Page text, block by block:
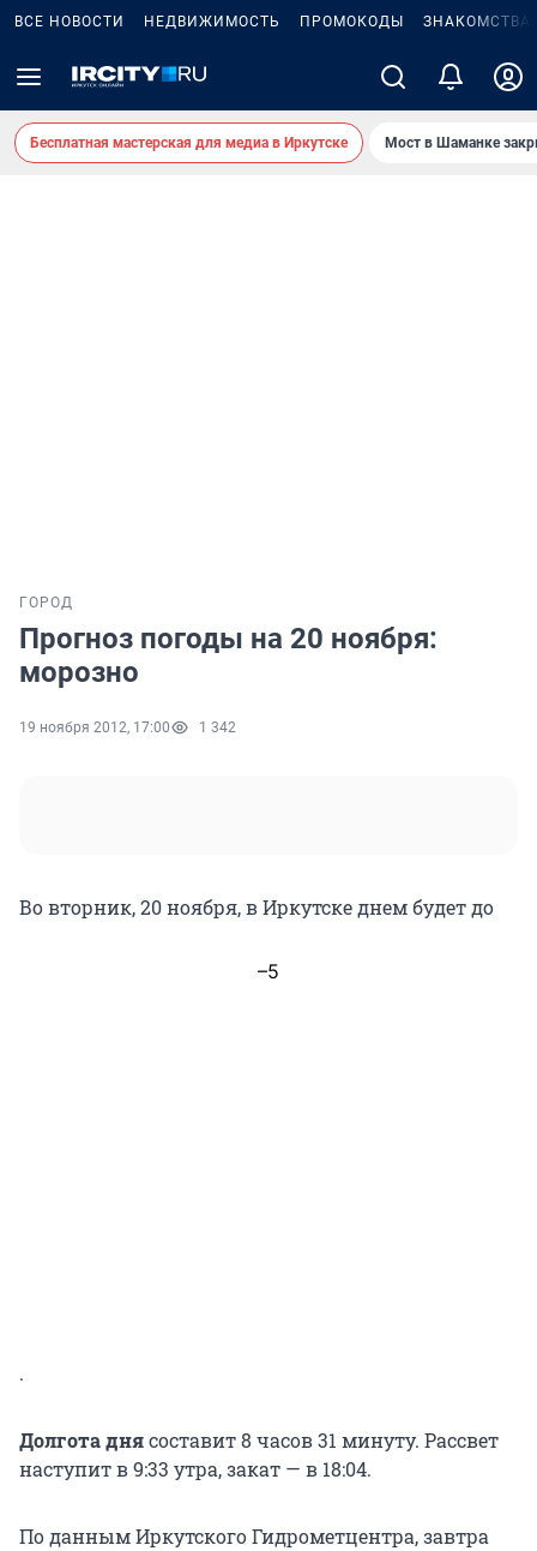
ВСЕ НОВОСТИ НЕДВИЖИМОСТЬ ПРОМОКОДЫ ЗНАКОМСТВА
Бесплатная мастерская для медиа в Иркутске Мост в Шаманке
ГОРОД
Прогноз погоды на 20 ноября:
морозно
19 ноября 2012, 17:00 1 342
Во вторник, 20 ноября, в Иркутске днем будет до
–5
.
Долгота днясоставит 8 часов 31 минуту. Рассвет
наступит в 9:33 утра, закат — в 18:04.
По данным Иркутского Гидрометцентра, завтра